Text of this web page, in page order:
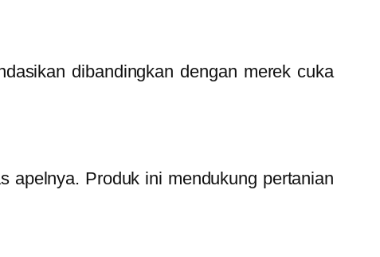
dibandingkan dengan merek cuka
apelnya. Produk ini mendukung pertanian